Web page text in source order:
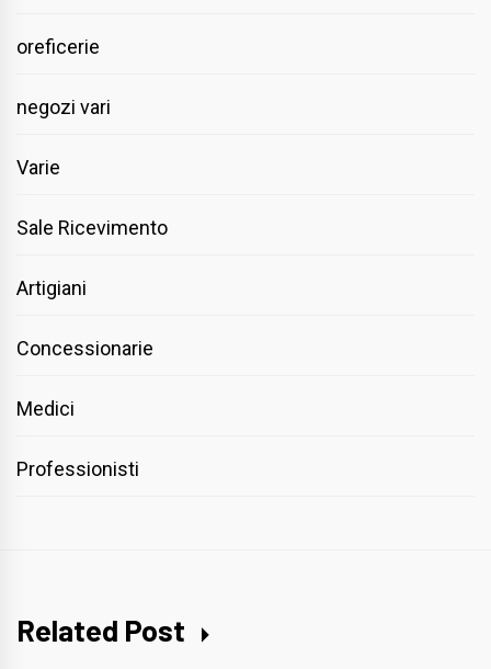
oreficerie
negozi vari
Varie
Sale Ricevimento
Artigiani
Concessionarie
Medici
Professionisti
Related Post